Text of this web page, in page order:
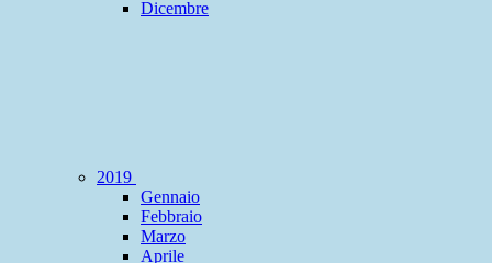
Dicembre
2019
Gennaio
Febbraio
Marzo
Aprile